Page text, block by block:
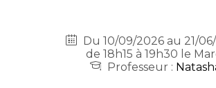
Du 10/09/2026 au 21/
de 18h15 à 19h30 le
Professeur :